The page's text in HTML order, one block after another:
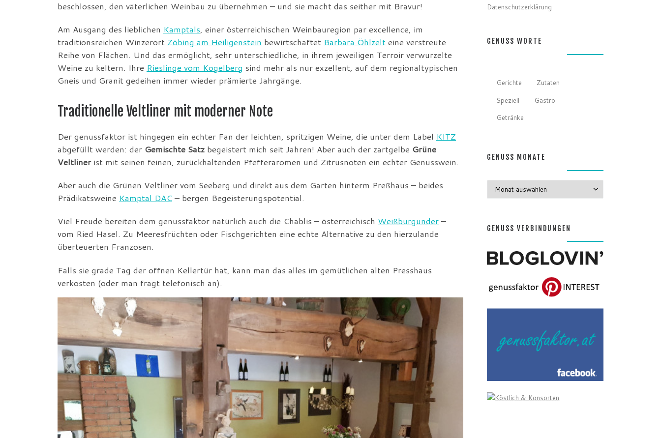
beschlossen, den väterlichen Weinbau zu übernehmen – und sie macht das seither mit Bravur!
Am Ausgang des lieblichen Kamptals, einer österreichischen Weinbauregion par excellence, im
traditionsreichen Winzerort Zöbing am Heiligenstein bewirtschaftet Barbara Öhlzelt eine verstreute
Reihe von Flächen. Und das ermöglicht, sehr unterschiedliche, in ihrem jeweiligen Terroir verwurzelte
Weine zu keltern. Ihre Rieslinge vom Kogelberg sind mehr als nur exzellent, auf dem regionaltypischen
Gneis und Granit gedeihen immer wieder prämierte Jahrgänge.
Traditionelle Veltliner mit moderner Note
Der genussfaktor ist hingegen ein echter Fan der leichten, spritzigen Weine, die unter dem Label KITZ
abgefüllt werden: der Gemischte Satz begeistert mich seit Jahren! Aber auch der zartgelbe Grüne
Veltlinerist mit seinen feinen, zurückhaltenden Pfefferaromen und Zitrusnoten ein echter Genusswein.
Aber auch die Grünen Veltliner vom Seeberg und direkt aus dem Garten hinterm Preßhaus – beides
Prädikatsweine Kamptal DAC – bergen Begeisterungspotential.
Viel Freude bereiten dem genussfaktor natürlich auch die Chablis – österreichisch Weißburgunder –
vom Ried Hasel. Zu Meeresfrüchten oder Fischgerichten eine echte Alternative zu den hierzulande
überteuerten Franzosen.
Falls sie grade Tag der offnen Kellertür hat, kann man das alles im gemütlichen alten Presshaus
verkosten (oder man fragt telefonisch an).
Datenschutzerklärung
GENUSS WORTE
Gerichte
Zutaten
Speziell
Gastro
Getränke
GENUSS MONATE
GENUSS VERBINDUNGEN